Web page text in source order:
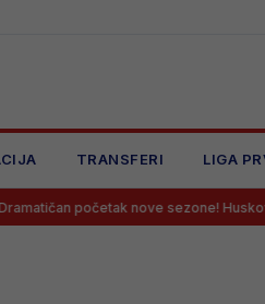
TRANSFERI LIGA
nove sezone! Husković u finišu